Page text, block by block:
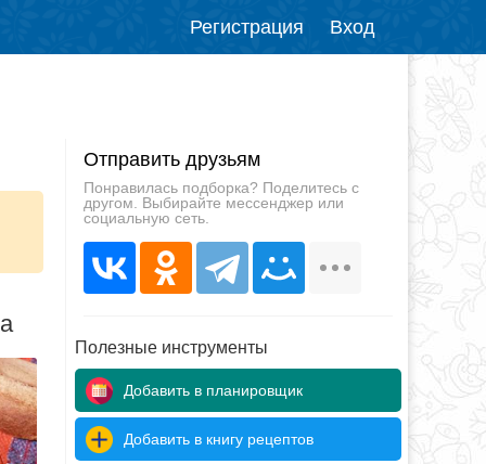
Регистрация Вход
Отправить друзьям
Понравилась подборка? Поделитесь с
другом. Выбирайте мессенджер или
социальную сеть.
Полезные инструменты
Добавить в планировщик
Добавить в книгу рецептов